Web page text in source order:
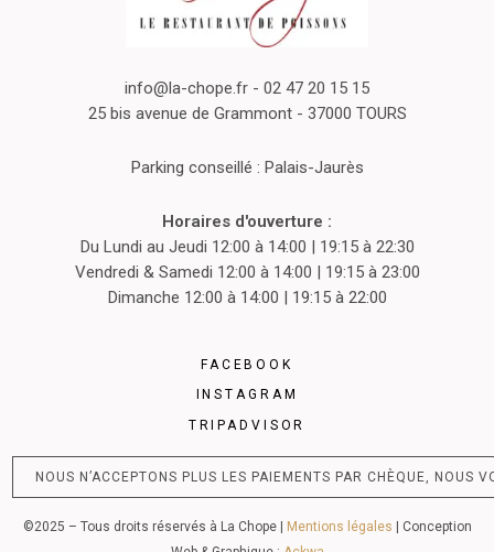
info@la-chope.fr - 02 47 20 15 15
25 bis avenue de Grammont - 37000 TOURS
Parking conseillé : Palais-Jaurès
Horaires d'ouverture :
Du Lundi au Jeudi 12:00 à 14:00 | 19:15 à 22:30
Vendredi & Samedi 12:00 à 14:00 | 19:15 à 23:00
Dimanche 12:00 à 14:00 | 19:15 à 22:00
FACEBOOK
INSTAGRAM
TRIPADVISOR
NOUS N’ACCEPTONS PLUS LES PAIEMENTS PAR CHÈQUE, NOUS
©2025 – Tous droits réservés à La Chope | Mentions légales | Conception